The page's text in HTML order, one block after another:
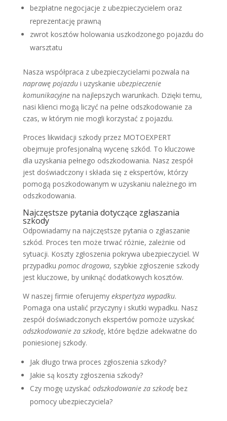
bezpłatne negocjacje z ubezpieczycielem oraz
reprezentację prawną
zwrot kosztów holowania uszkodzonego pojazdu do
warsztatu
Nasza współpraca z ubezpieczycielami pozwala na
naprawę pojazdui uzyskanie ubezpieczenie
komunikacyjnena najlepszych warunkach. Dzięki temu,
nasi klienci mogą liczyć na pełne odszkodowanie za
czas, w którym nie mogli korzystać z pojazdu.
Proces likwidacji szkody przez MOTOEXPERT
obejmuje profesjonalną wycenę szkód. To kluczowe
dla uzyskania pełnego odszkodowania. Nasz zespół
jest doświadczony i składa się z ekspertów, którzy
pomogą poszkodowanym w uzyskaniu należnego im
odszkodowania.
Najczęstsze pytania dotyczące zgłaszania
szkody
Odpowiadamy na najczęstsze pytania o zgłaszanie
szkód. Proces ten może trwać różnie, zależnie od
sytuacji. Koszty zgłoszenia pokrywa ubezpieczyciel. W
przypadku pomoc drogowa, szybkie zgłoszenie szkody
jest kluczowe, by uniknąć dodatkowych kosztów.
W naszej firmie oferujemy ekspertyza wypadku.
Pomaga ona ustalić przyczyny i skutki wypadku. Nasz
zespół doświadczonych ekspertów pomoże uzyskać
odszkodowanie za szkodę, które będzie adekwatne do
poniesionej szkody.
Jak długo trwa proces zgłoszenia szkody?
Jakie są koszty zgłoszenia szkody?
Czy mogę uzyskać odszkodowanie za szkodębez
pomocy ubezpieczyciela?